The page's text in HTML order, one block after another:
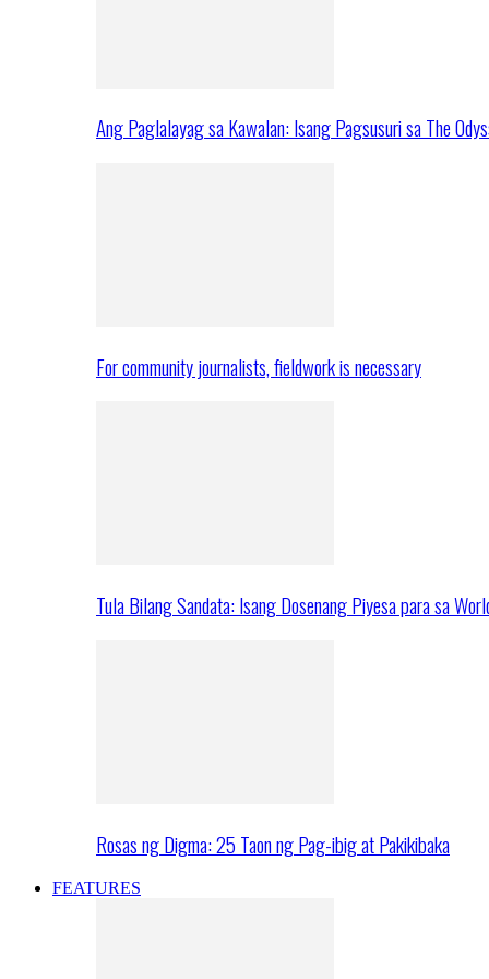
Ang Paglalayag sa Kawalan: Isang Pagsusuri sa The
For community journalists, fieldwork is necessary
Tula Bilang Sandata: Isang Dosenang Piyesa para sa
Rosas ng Digma: 25 Taon ng Pag-ibig at Pakikibaka
FEATURES